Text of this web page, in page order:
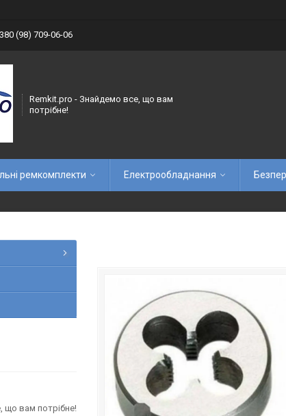
(98) 709-06-06
Remkit.pro - Знайдемо все, що вам
потрібне!
ремкомплекти Електрообладнання
що вам потрібне!